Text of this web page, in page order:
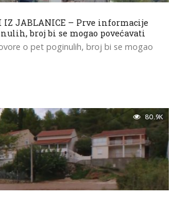
IZ JABLANICE – Prve informacije
broj bi se mogao povećavati
o pet poginulih, broj bi se mogao
80.9K